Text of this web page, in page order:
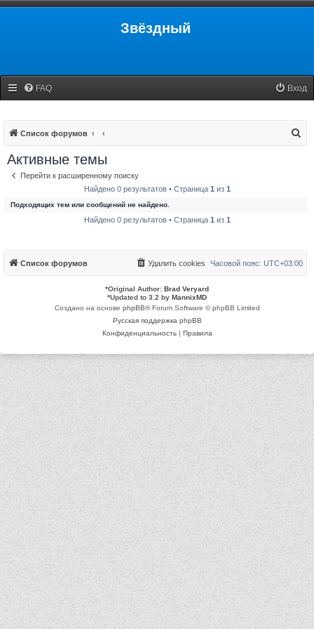
Звёздный
FAQ Вход
Список форумов
Активные темы
Перейти к расширенному поиску
Найдено 0 результатов • Страница 1 из 1
Подходящих тем или сообщений не найдено.
Найдено 0 результатов • Страница 1 из 1
Список форумов Часовой пояс: UTC+03:00
Удалить cookies
*Original Author: Brad Veryard
*Updated to 3.2 by MannixMD
Создано на основе phpBB® Forum Software © phpBB Limited
Русская поддержка phpBB
Конфиденциальность| Правила